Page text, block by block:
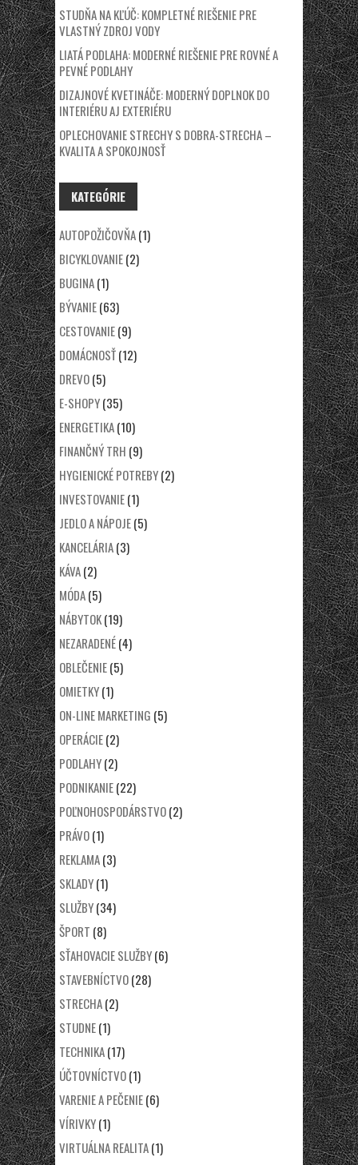
STUDŇA NA KĽÚČ: KOMPLETNÉ RIEŠENIE PRE
VLASTNÝ ZDROJ VODY
LIATÁ PODLAHA: MODERNÉ RIEŠENIE PRE ROVNÉ A
PEVNÉ PODLAHY
DIZAJNOVÉ KVETINÁČE: MODERNÝ DOPLNOK DO
INTERIÉRU AJ EXTERIÉRU
OPLECHOVANIE STRECHY S DOBRA-STRECHA –
KVALITA A SPOKOJNOSŤ
KATEGÓRIE
AUTOPOŽIČOVŇA(1)
BICYKLOVANIE(2)
BUGINA(1)
BÝVANIE(63)
CESTOVANIE(9)
DOMÁCNOSŤ(12)
DREVO(5)
E-SHOPY(35)
ENERGETIKA(10)
FINANČNÝ TRH (9)
HYGIENICKÉ POTREBY(2)
INVESTOVANIE(1)
JEDLO A NÁPOJE(5)
KANCELÁRIA(3)
KÁVA(2)
MÓDA(5)
NÁBYTOK(19)
NEZARADENÉ(4)
OBLEČENIE(5)
OMIETKY(1)
ON-LINE MARKETING (5)
OPERÁCIE(2)
PODLAHY(2)
PODNIKANIE(22)
POĽNOHOSPODÁRSTVO(2)
PRÁVO(1)
REKLAMA(3)
SKLADY(1)
SLUŽBY(34)
ŠPORT (8)
SŤAHOVACIE SLUŽBY(6)
STAVEBNÍCTVO(28)
STRECHA(2)
STUDNE(1)
TECHNIKA(17)
ÚČTOVNÍCTVO(1)
VARENIE A PEČENIE(6)
VÍRIVKY(1)
VIRTUÁLNA REALITA(1)